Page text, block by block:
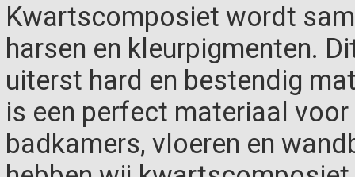
Kwartscomposiet wordt
harsen en kleurpigmenten.
uiterst hard en bestendig
is een perfect materiaal
badkamers, vloeren en